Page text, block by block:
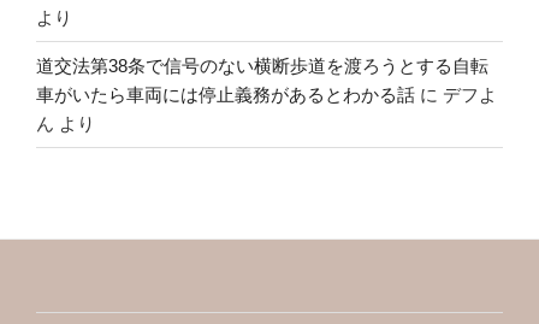
より
道交法第38条で信号のない横断歩道を渡ろうとする自転
車がいたら車両には停止義務があるとわかる話 に デフよ
ん より